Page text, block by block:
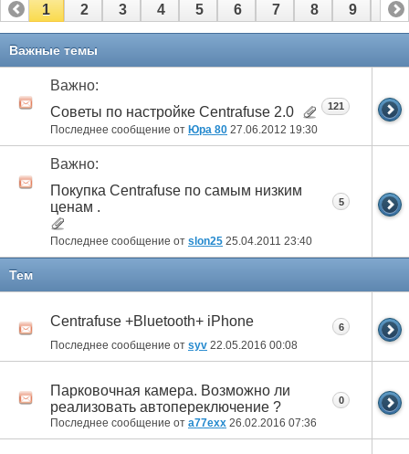
1 2 3 4 5 6 7 8 9 10
11 12
Важные темы
Важно:
Советы по настройке Centrafuse 2.0
Последнее сообщение от Юра 80 27.06.2012 19:30
121
Важно:
Покупка Centrafuse по самым низким
ценам .
Последнее сообщение от slon25 25.04.2011 23:40
5
Тем
Centrafuse +Bluetooth+ iPhone
Последнее сообщение от syv 22.05.2016 00:08
6
Парковочная камера. Возможно ли
реализовать автопереключение ?
Последнее сообщение от a77exx 26.02.2016 07:36
0